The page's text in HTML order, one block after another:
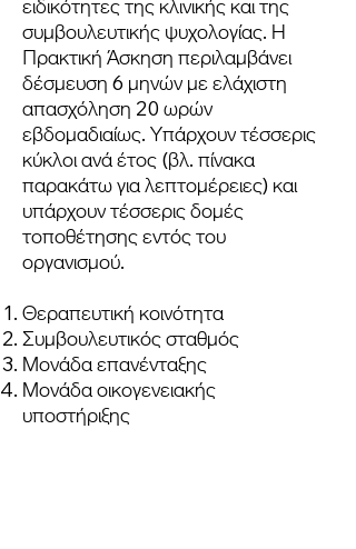
ειδικότητες της κλινικής και της
συμβουλευτικής ψυχολογίας. Η
Πρακτική Άσκηση περιλαμβάνει
δέσμευση 6 μηνών με ελάχιστη
απασχόληση 20 ωρών
εβδομαδιαίως. Υπάρχουν τέσσερις
κύκλοι ανά έτος (βλ. πίνακα
παρακάτω για λεπτομέρειες) και
υπάρχουν τέσσερις δομές
τοποθέτησης εντός του
οργανισμού.
Θεραπευτική κοινότητα
Συμβουλευτικός σταθμός
Μονάδα επανένταξης
Μονάδα οικογενειακής
υποστήριξης